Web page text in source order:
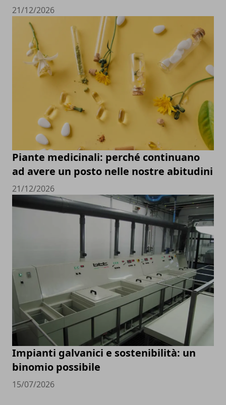
21/12/2026
Piante medicinali: perché continuano
ad avere un posto nelle nostre abitudini
21/12/2026
Impianti galvanici e sostenibilità: un
binomio possibile
15/07/2026